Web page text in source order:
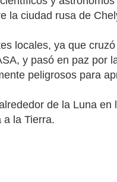
la ciudad rusa de
locales, ya que
y pasó en paz por
peligrosos para
de la Luna en
a la Tierra.